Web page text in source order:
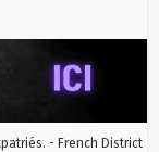
- French District